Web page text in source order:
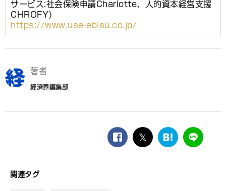
サービス:社会保険申請Charlotte、人的資本経営支援
CHROFY）
https://www.use-ebisu.co.jp/
著者
経済界編集部
facebook
twitter
は
LINE
関連タグ